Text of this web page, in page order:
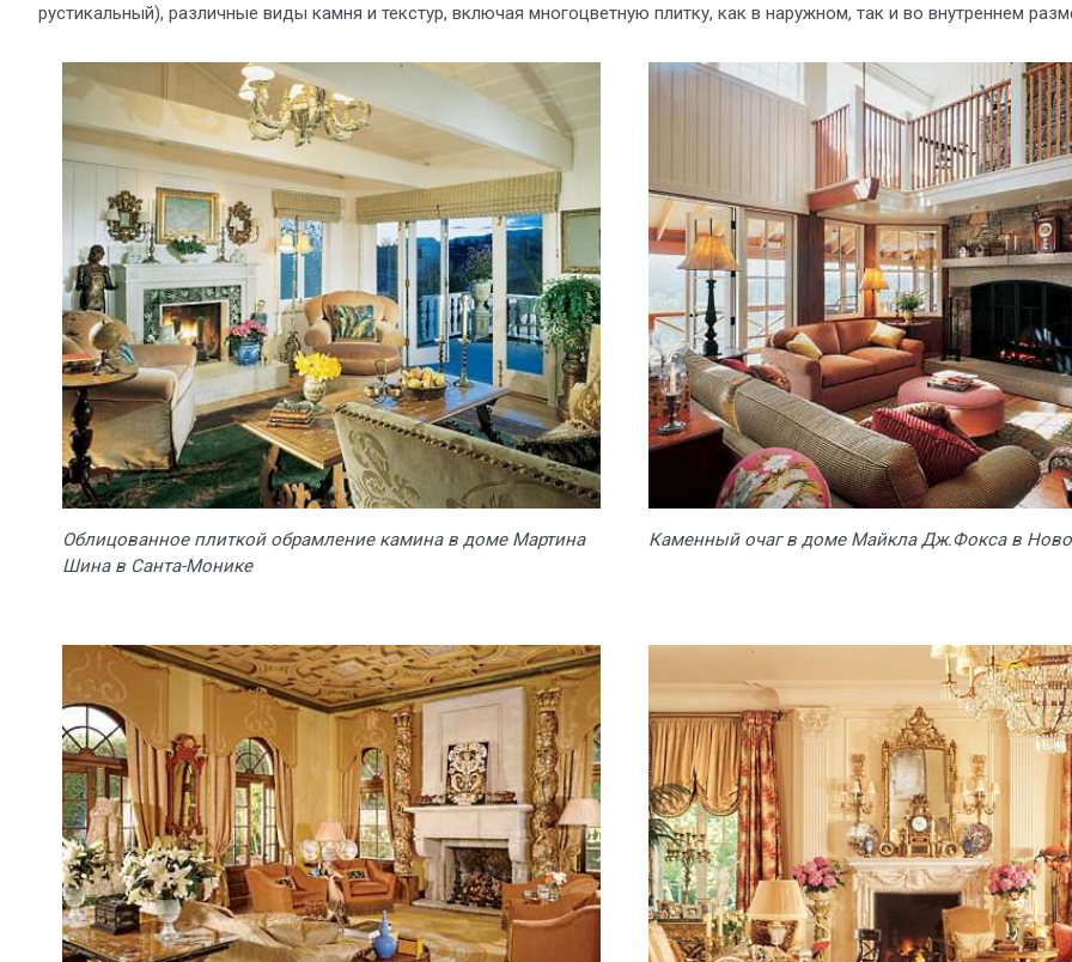
рустикальный), различные виды камня и текстур, включая многоцветную плитку, как в наружном, так и во внутреннем
Облицованное плиткой обрамление камина в доме Мартина
Шина в Санта-Монике
Каменный очаг в доме Майкла Дж.Фокса в